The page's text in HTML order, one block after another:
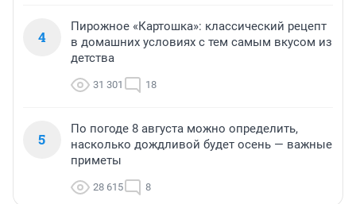
4
Пирожное «Картошка»: классический рецепт
в домашних условиях с тем самым вкусом из
детства
31 301 18
5
По погоде 8 августа можно определить,
насколько дождливой будет осень — важные
приметы
28 615 8